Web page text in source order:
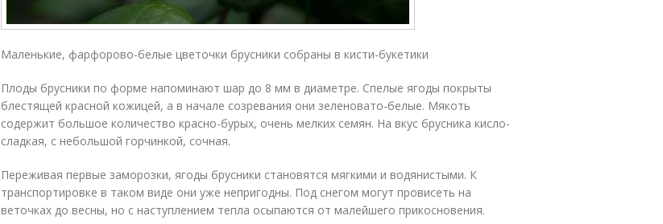
Маленькие, фарфорово-белые цветочки брусники собраны в кисти-букетики
Плоды брусники по форме напоминают шар до 8 мм в диаметре. Спелые ягоды покрыты
блестящей красной кожицей, а в начале созревания они зеленовато-белые. Мякоть
содержит большое количество красно-бурых, очень мелких семян. На вкус брусника кисло-
сладкая, с небольшой горчинкой, сочная.
Переживая первые заморозки, ягоды брусники становятся мягкими и водянистыми. К
транспортировке в таком виде они уже непригодны. Под снегом могут провисеть на
веточках до весны, но с наступлением тепла осыпаются от малейшего прикосновения.